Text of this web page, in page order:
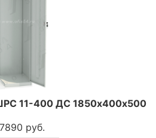
11-400 ДС 1850х400х500
7890 руб.